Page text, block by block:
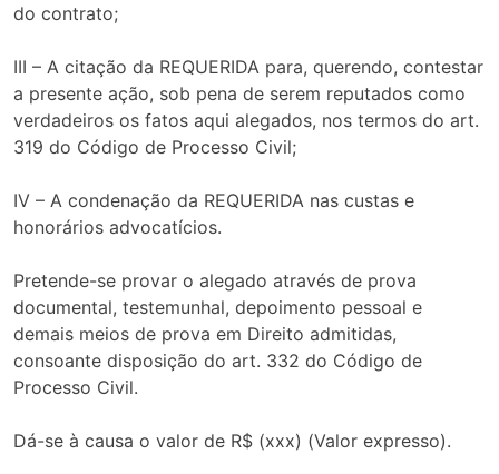
do contrato;
III – A citação da REQUERIDA para, querendo, contestar
a presente ação, sob pena de serem reputados como
verdadeiros os fatos aqui alegados, nos termos do art.
319 do Código de Processo Civil;
IV – A condenação da REQUERIDA nas custas e
honorários advocatícios.
Pretende-se provar o alegado através de prova
documental, testemunhal, depoimento pessoal e
demais meios de prova em Direito admitidas,
consoante disposição do art. 332 do Código de
Processo Civil.
Dá-se à causa o valor de R$ (xxx) (Valor expresso).